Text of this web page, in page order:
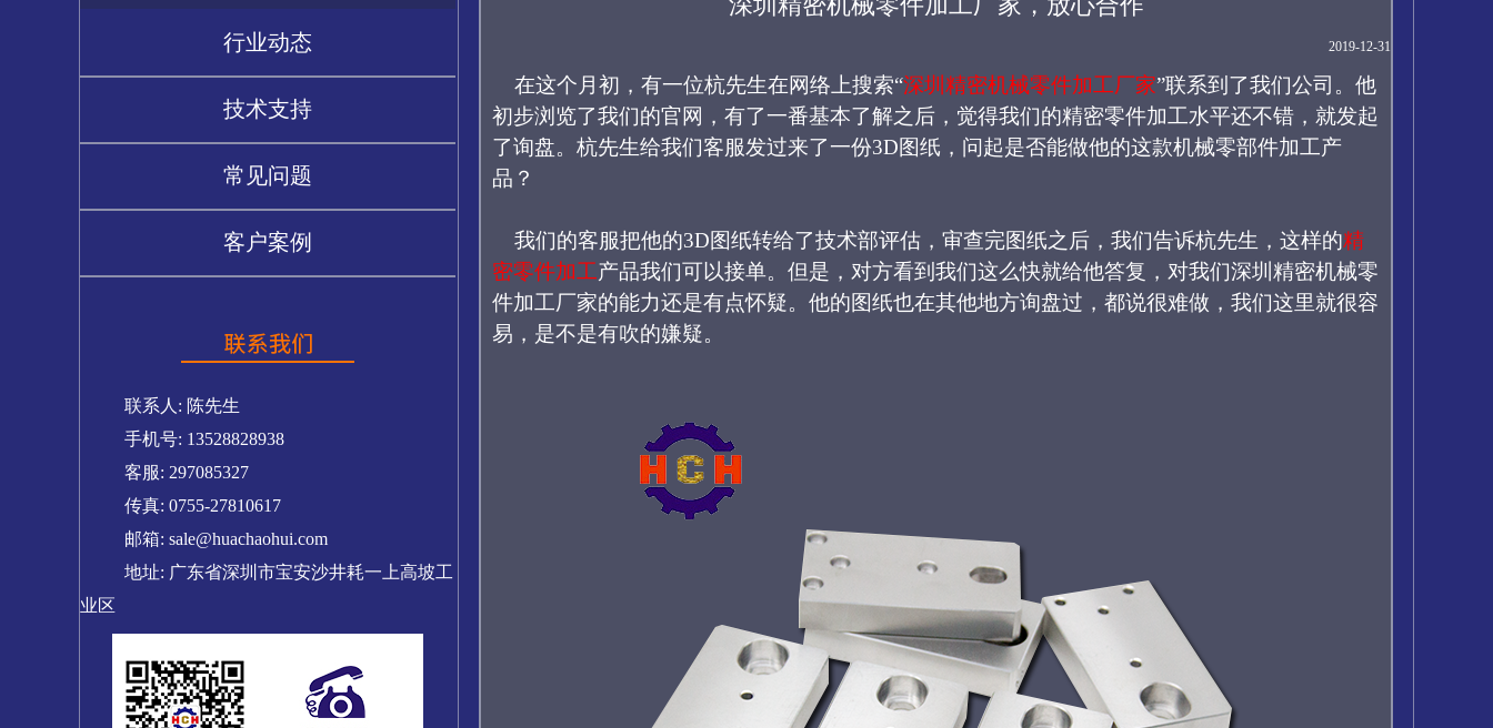
行业动态
技术支持
常见问题
客户案例
联系人: 陈先生
手机号: 13528828938
客服: 297085327
传真: 0755-27810617
邮箱: sale@huachaohui.com
地址: 广东省深圳市宝安沙井耗一上高坡工
业区
2019-12-31
在这个月初，有一位杭先生在网络上搜索“深圳精密机械零件加工厂家”联系到了我们公司。他
初步浏览了我们的官网，有了一番基本了解之后，觉得我们的精密零件加工水平还不错，就发起
了询盘。杭先生给我们客服发过来了一份3D图纸，问起是否能做他的这款机械零部件加工产
品？
我们的客服把他的3D图纸转给了技术部评估，审查完图纸之后，我们告诉杭先生，这样的精
密零件加工产品我们可以接单。但是，对方看到我们这么快就给他答复，对我们深圳精密机械零
件加工厂家的能力还是有点怀疑。他的图纸也在其他地方询盘过，都说很难做，我们这里就很容
易，是不是有吹的嫌疑。